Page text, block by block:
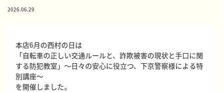
2026.06.29
本店6月の西村の日は
「自転車の正しい交通ルールと、詐欺被害の現状と手口に関
する防犯教室」～日々の安心に役立つ、下京警察様による特
別講座～
を開催しました。